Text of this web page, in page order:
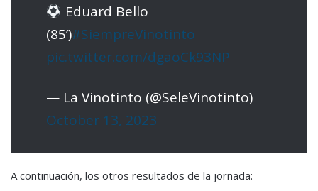
Eduard Bello
(85’)#SiempreVinotinto
pic.twitter.com/dgaoCk93NP
— La Vinotinto (@SeleVinotinto)
October 13, 2023
A continuación, los otros resultados de la jornada: